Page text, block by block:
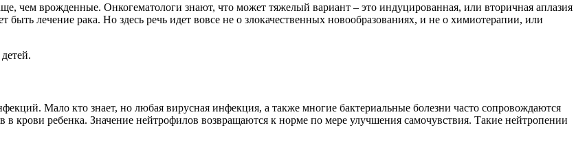
чем врожденные. Онкогематологи знают, что может тяжелый вариант – это индуцированная, или вторичная аплазия
лечение рака. Но здесь речь идет вовсе не о злокачественных новообразованиях, и не о химиотерапии, или
Мало кто знает, но любая вирусная инфекция, а также многие бактериальные болезни часто сопровождаются
крови ребенка. Значение нейтрофилов возвращаются к норме по мере улучшения самочувствия. Такие нейтропении